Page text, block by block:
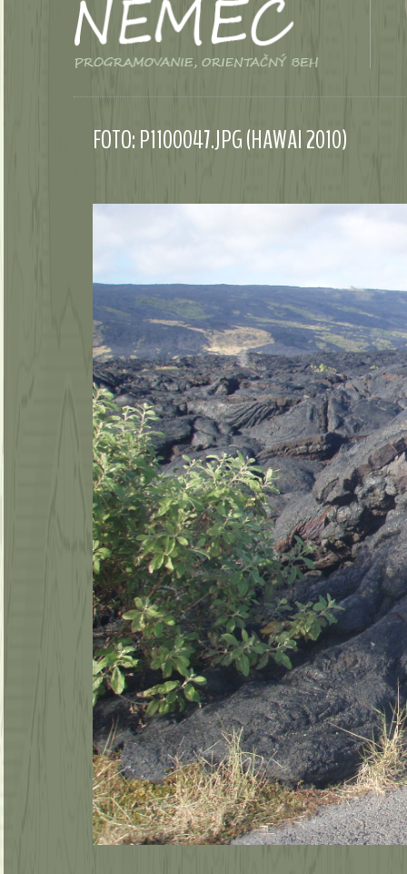
FOTO: P1100047.JPG (HAWAI 2010)